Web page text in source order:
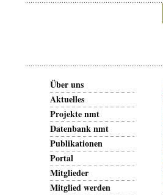
Über uns
Aktuelles
Projekte nmt
Datenbank nmt
Publikationen
Portal
Mitglieder
Mitglied werden